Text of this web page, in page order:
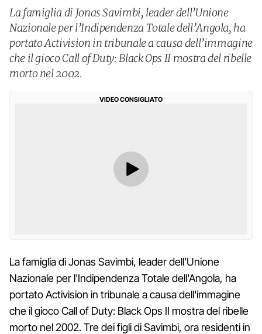
La famiglia di Jonas Savimbi, leader dell’Unione
Nazionale per l’Indipendenza Totale dell’Angola, ha
portato Activision in tribunale a causa dell’immagine
che il gioco Call of Duty: Black Ops II mostra del ribelle
morto nel 2002.
VIDEO CONSIGLIATO
La famiglia di Jonas Savimbi, leader dell’Unione
Nazionale per l'Indipendenza Totale dell'Angola, ha
portato Activision in tribunale a causa dell'immagine
che il gioco Call of Duty: Black Ops II mostra del ribelle
morto nel 2002. Tre dei figli di Savimbi, ora residenti in